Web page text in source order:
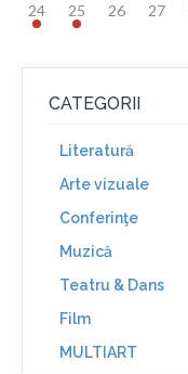
24 25 26 27
CATEGORII
Literatură
Arte vizuale
Conferinţe
Muzică
Teatru & Dans
Film
MULTIART